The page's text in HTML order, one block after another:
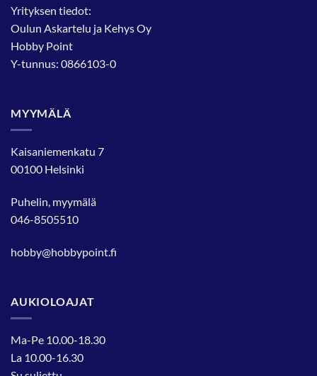
Yrityksen tiedot:
Oulun Askartelu ja Kehys Oy
Hobby Point
Y-tunnus: 0866103-0
MYYMÄLÄ
Kaisaniemenkatu 7
00100 Helsinki
Puhelin, myymälä
046-8505510
hobby@hobbypoint.fi
AUKIOLOAJAT
Ma-Pe 10.00-18.30
La 10.00-16.30